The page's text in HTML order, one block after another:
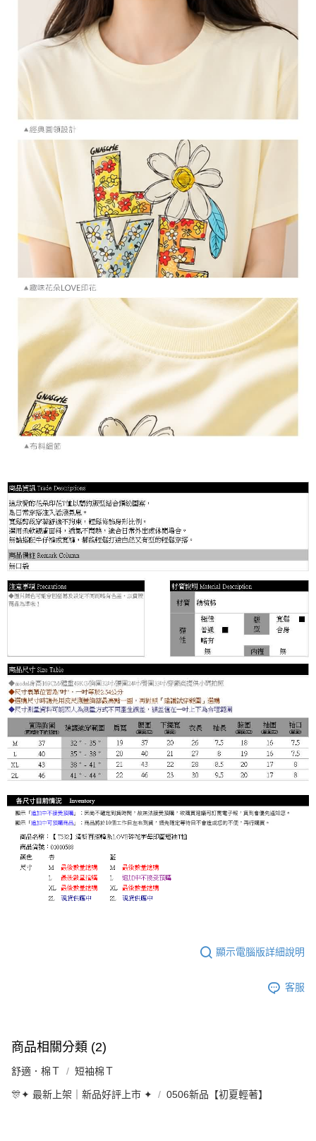
顯示電腦版詳細說明
客服
商品相關分類 (2)
舒適．棉Ｔ 短袖棉Ｔ
🎊✦ 最新上架｜新品好評上市 ✦ 0506新品【初夏輕著】